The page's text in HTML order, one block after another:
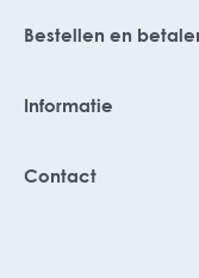
Bestellen en
Informatie
Contact